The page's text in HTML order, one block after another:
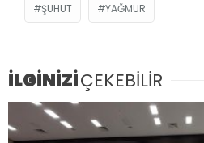
ŞUHUT YAĞMUR
İLGİNİZİÇEKEBİLİR